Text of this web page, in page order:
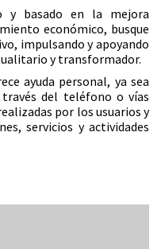
y basado en la mejora
económico, busque
impulsando y apoyando
y transformador.
ayuda personal, ya sea
del teléfono o vías
por los usuarios y
servicios y actividades